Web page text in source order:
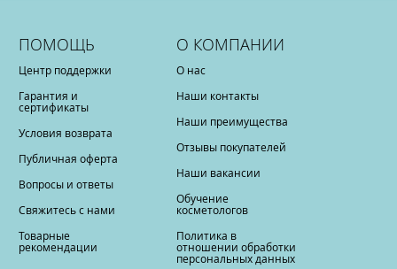
ПОМОЩЬ
Центр поддержки
Гарантия и
сертификаты
Условия возврата
Публичная оферта
Вопросы и ответы
Свяжитесь с нами
Товарные
рекомендации
О КОМПАНИИ
О нас
Наши контакты
Наши преимущества
Отзывы покупателей
Наши вакансии
Обучение
косметологов
Политика в
отношении обработки
персональных данных